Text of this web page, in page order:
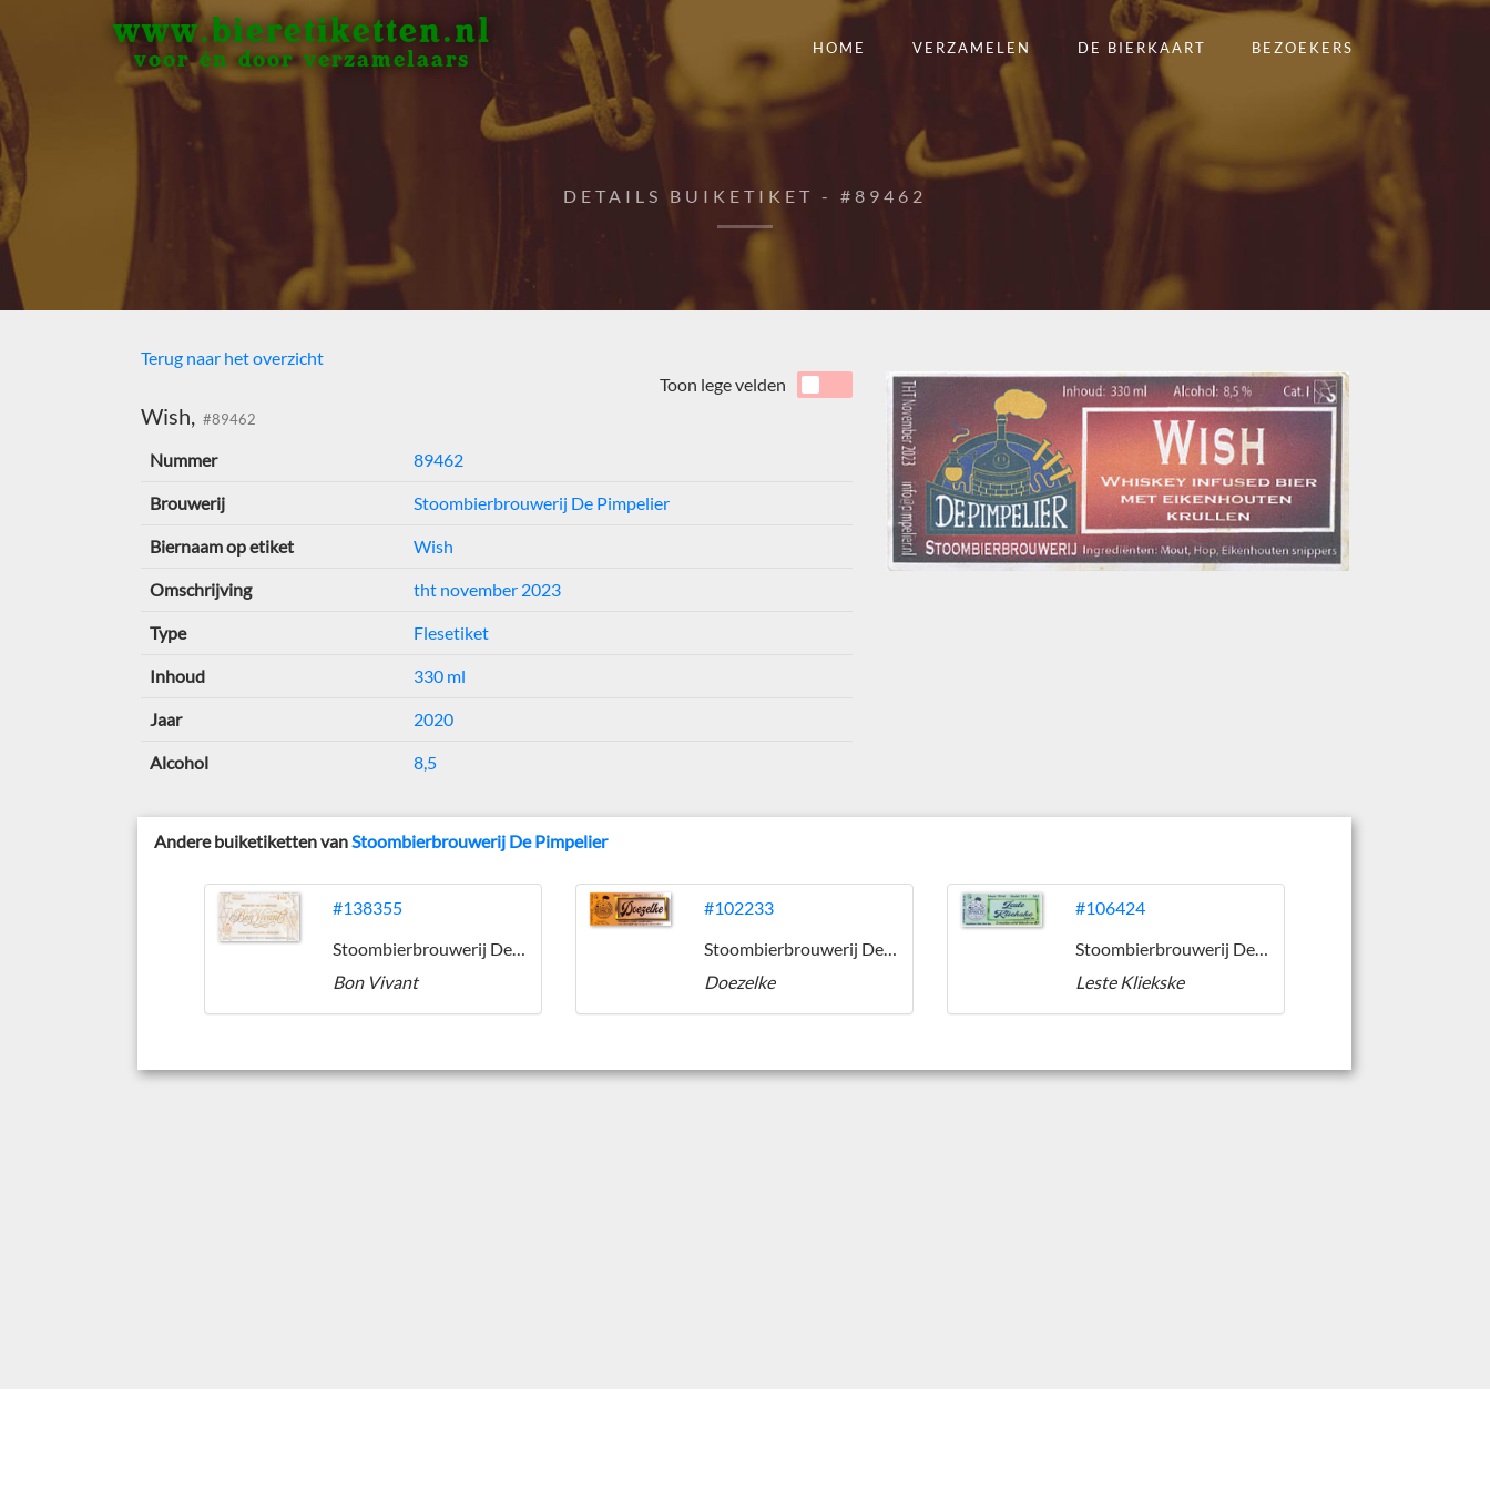
www.bieretiketten.nl
voor én door verzamelaars
HOME VERZAMELEN DE BIERKAART BEZOEKERS
DETAILS BUIKETIKET - #89462
Terug naar het overzicht
Wish, #89462
Toon lege velden
Nummer 89462
Brouwerij Stoombierbrouwerij De Pimpelier
Biernaam op etiket Wish
Omschrijving tht november 2023
Type Flesetiket
Inhoud 330 ml
Jaar 2020
Alcohol 8,5
Andere buiketiketten vanStoombierbrouwerij De Pimpelier
#138355
Stoombierbrouwerij De Pimpelier
Bon Vivant
#102233
Stoombierbrouwerij De Pimpelier
Doezelke
#106424
Stoombierbrouwerij De Pimpelier
Leste Kliekske